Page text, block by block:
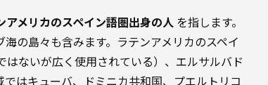
メリカのスペイン語圏出身の人 を指します。
の島々も含みます。ラテンアメリカのスペイ
ないが広く使用されている）、エルサルバド
はキューバ、ドミニカ共和国、プエルトリコ